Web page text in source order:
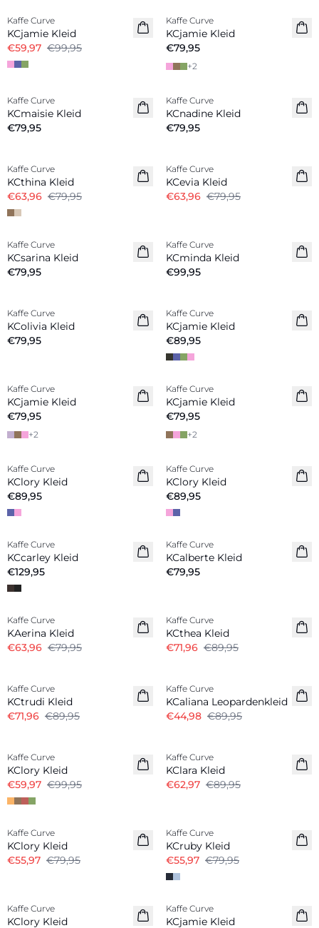
Kaffe Curve
KCjamie Kleid
€59,97 €99,95
Neuheiten
Kaffe Curve
KCjamie Kleid
€79,95
+2
Neuheiten
Kaffe Curve
KCmaisie Kleid
€79,95
Neuheiten
Kaffe Curve
KCnadine Kleid
€79,95
Kaffe Curve
KCthina Kleid
€63,96 €79,95
Kaffe Curve
KCevia Kleid
€63,96 €79,95
Neuheiten
Kaffe Curve
KCsarina Kleid
€79,95
Neuheiten
Kaffe Curve
KCminda Kleid
€99,95
Neuheiten
Kaffe Curve
KColivia Kleid
€79,95
Neuheiten
Kaffe Curve
KCjamie Kleid
€89,95
Neuheiten
Kaffe Curve
KCjamie Kleid
€79,95
+2
Neuheiten
Kaffe Curve
KCjamie Kleid
€79,95
+2
Neuheiten
Kaffe Curve
KClory Kleid
€89,95
Neuheiten
Kaffe Curve
KClory Kleid
€89,95
Neuheiten
Kaffe Curve
KCcarley Kleid
€129,95
Neuheiten
Kaffe Curve
KCalberte Kleid
€79,95
-20%
Kaffe Curve
KAerina Kleid
€63,96 €79,95
Kaffe Curve
KCthea Kleid
€71,96 €89,95
Kaffe Curve
KCtrudi Kleid
€71,96 €89,95
Kaffe Curve
KCaliana Leopardenkleid
€44,98 €89,95
Kaffe Curve
KClory Kleid
€59,97 €99,95
Kaffe Curve
KClara Kleid
€62,97 €89,95
-30%
Kaffe Curve
KClory Kleid
€55,97 €79,95
Kaffe Curve
KCruby Kleid
€55,97 €79,95
Kaffe Curve
KClory Kleid
Kaffe Curve
KCjamie Kleid